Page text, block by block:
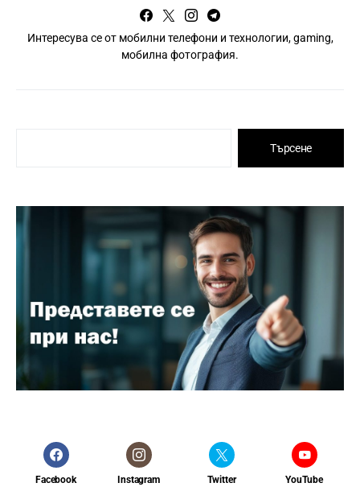
Интересува се от мобилни телефони и технологии, gaming,
мобилна фотография.
Търсене
Facebook Instagram Twitter YouTube